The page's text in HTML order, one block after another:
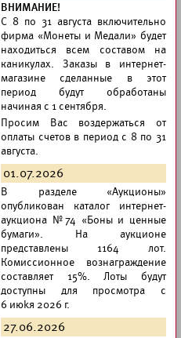
ВНИМАНИЕ!
C 8 по 31 августа включительно
фирма «Монеты и Медали» будет
находиться всем составом на
каникулах. Заказы в интернет-
магазине сделанные в этот
период будут обработаны
начиная с 1 сентября.
Просим Вас воздержаться от
оплаты счетов в период с 8 по 31
августа.
01.07.2026
В разделе «Аукционы»
опубликован каталог интернет-
аукциона №74 «Боны и ценные
бумаги». На аукционе
представлены 1164 лот.
Комиссионное вознаграждение
составляет 15%. Лоты будут
доступны для просмотра с
6 июkя 2026 г.
27.06.2026